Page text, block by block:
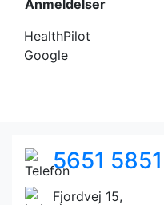
Anmeldelser
HealthPilot
Google
5651 5851
Fjordvej 15,